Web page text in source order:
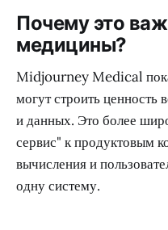
Почему это
медицины?
Midjourney Medical
могут строить ценность
и данных. Это более
сервис" к продуктовым
вычисления и
одну систему.